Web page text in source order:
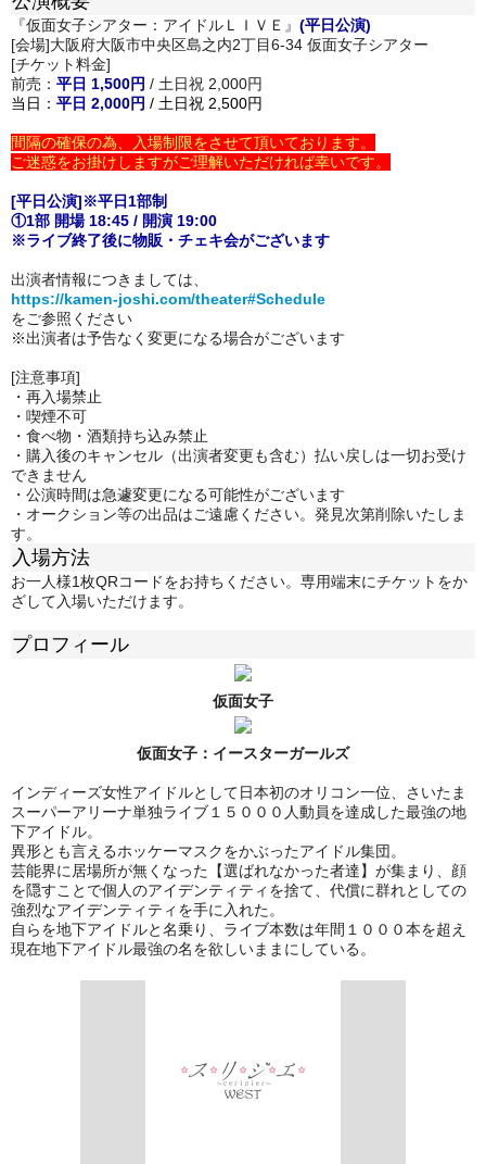
『仮面女子シアター：アイドルＬＩＶＥ』 (平日公演)
[会場]大阪府大阪市中央区島之内2丁目6-34 仮面女子シアター
[チケット料金]
前売： 平日 1,500円 / 土日祝 2,000円
当日： 平日 2,000円 / 土日祝 2,500円
間隔の確保の為、入場制限をさせて頂いております。
ご迷惑をお掛けしますがご理解いただければ幸いです。
[平日公演]※平日1部制
①1部 開場 18:45 / 開演 19:00
※ライブ終了後に物販・チェキ会がございます
出演者情報につきましては、
https://kamen-joshi.com/theater#Schedule
をご参照ください
※出演者は予告なく変更になる場合がございます
[注意事項]
・再入場禁止
・喫煙不可
・ 食べ物・酒類持ち込み禁止
・購入後のキャンセル（出演者変更も含む）払い戻しは一切お受け
できません
・公演時間は急遽変更になる可能性がございます
・オークション等の出品はご遠慮ください。発見次第削除いたしま
す。
入場方法
お一人様1枚QRコードをお持ちください。専用端末にチケットをか
ざして入場いただけます。
プロフィール
仮面女子
仮面女子： イースターガールズ
インディーズ女性アイドルとして日本初のオリコン一位、さいたま
スーパーアリーナ単独ライブ１５０００人動員を達成した最強の地
下アイドル。
異形とも言えるホッケーマスクをかぶったアイドル集団。
芸能界に居場所が無くなった【選ばれなかった者達】が集まり、顔
を隠すことで個人のアイデンティティを捨て、代償に群れとしての
強烈なアイデンティティを手に入れた。
自らを地下アイドルと名乗り、ライブ本数は年間１０００本を超え
現在地下アイドル最強の名を欲しいままにしている。